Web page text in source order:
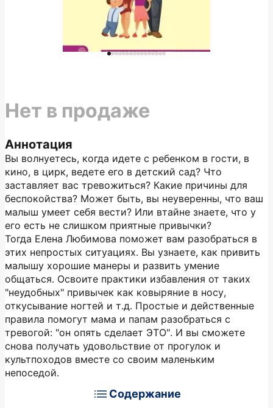
Аннотация
Вы волнуетесь, когда идете с ребенком в гости, в
кино, в цирк, ведете его в детский сад? Что
заставляет вас тревожиться? Какие причины для
беспокойства? Может быть, вы неуверенны, что ваш
малыш умеет себя вести? Или втайне знаете, что у
его есть не слишком приятные привычки?
Тогда Елена Любимова поможет вам разобраться в
этих непростых ситуациях. Вы узнаете, как привить
малышу хорошие манеры и развить умение
общаться. Освоите практики избавления от таких
"неудобных" привычек как ковыряние в носу,
откусывание ногтей и т.д. Простые и действенные
правила помогут мама и папам разобраться с
тревогой: "он опять сделает ЭТО". И вы сможете
снова получать удовольствие от прогулок и
культпоходов вместе со своим маленьким
непоседой.
Содержание
Нет в продаже